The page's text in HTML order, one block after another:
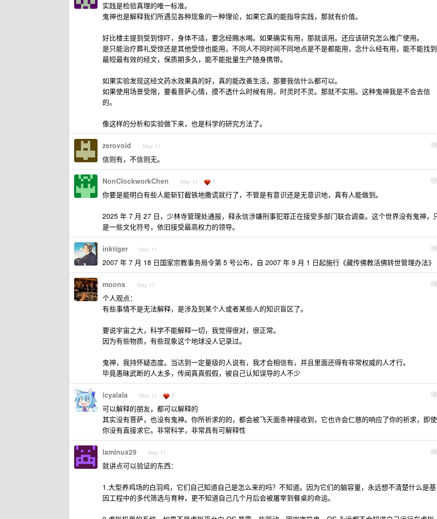
实践是检验真理的唯一标准。
鬼神也是解释我们所遇见各种现象的一种理论，如果它真的能指导实践，那就有价值。
好比楼主提到受到惊吓，身体不适，要念经赐水喝。如果确实有用，那就该用。还应该研究怎么推广使用。
是只能治疗葬礼受惊还是其他受惊也能用，不同人不同时间不同地点是不是都能用，念什么经有用，能不能找到
最短最有效的经文，保质期多久，能不能批量生产随身携带。
如果实验发现这经文药水效果真的好，真的能改善生活，那要我信什么都可以。
如果使用场景受限，要看菩萨心情，摸不透什么时候有用，时灵时不灵。那就不实用。这种鬼神我是不会去信
的。
像这样的分析和实验做下来，也是科学的研究方法了。
16
zerovoid May 11
信则有，不信则无。
17
NonClockworkChen May 11 1
你要是能明白有些人能斩钉截铁地撒谎就行了，不管是有意识还是无意识地，真有人能做到。
2025 年 7 月 27 日，少林寺管理处通报，释永信涉嫌刑事犯罪正在接受多部门联合调查。这个世界没有鬼神，
是一些文化符号，依旧接受最高权力的领导。
18
inktiger May 11
2007 年 7 月 18 日国家宗教事务局令第 5 号公布，自 2007 年 9 月 1 日起施行《藏传佛教活佛转世管理办法》
19
moons May 11
个人观点：
有些事情不是无法解释，是涉及到某个人或者某些人的知识盲区了。
要说宇宙之大，科学不能解释一切，我觉得很对，很正常。
因为有些物质，有些现象这个地球没人记录过。
鬼神，我持怀疑态度。当达到一定量级的人说有，我才会相信有，并且里面还得有非常权威的人才行。
毕竟愚昧武断的人太多，传闻真真假假，被自己认知误导的人不少
20
icyalala May 11 3
可以解释的朋友，都可以解释的
其实没有菩萨，也没有鬼神。你所祈求的的，都会被飞天面条神接收到，它也许会仁慈的响应了你的祈求，即使
你没有直接求它。非常科学，非常具有可解释性
21
laminux29 May 11
就讲点可以验证的东西：
1.大型养鸡场的白羽鸡，它们自己知道自己是怎么来的吗？不知道。因为它们的脑容量，永远想不清楚什么是基
因工程中的多代筛选与育种，更不知道自己几个月后会被屠宰到餐桌的命运。